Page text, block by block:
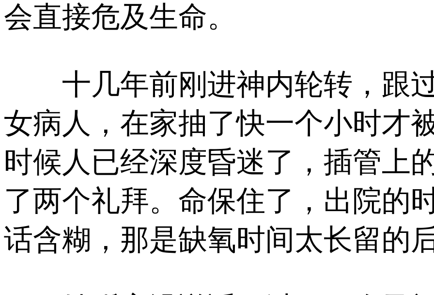
会直接危及生命。
十几年前刚进神内轮转，跟
女病人，在家抽了快一个小时才
时候人已经深度昏迷了，插管上
了两个礼拜。命保住了，出院的
话含糊，那是缺氧时间太长留的